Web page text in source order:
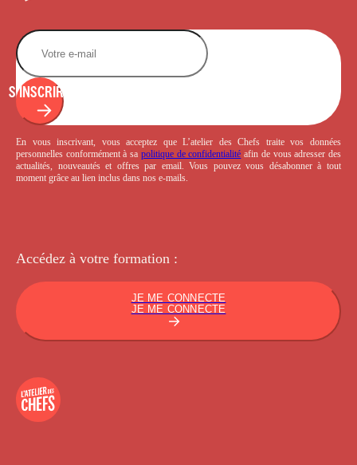
S'INSCRIRE
En vous inscrivant, vous acceptez que L’atelier des Chefs traite vos données
personnelles conformément à sa politique de confidentialité afin de vous adresser des
actualités, nouveautés et offres par email. Vous pouvez vous désabonner à tout
moment grâce au lien inclus dans nos e-mails.
Accédez à votre formation :
JE ME CONNECTE
JE ME CONNECTE